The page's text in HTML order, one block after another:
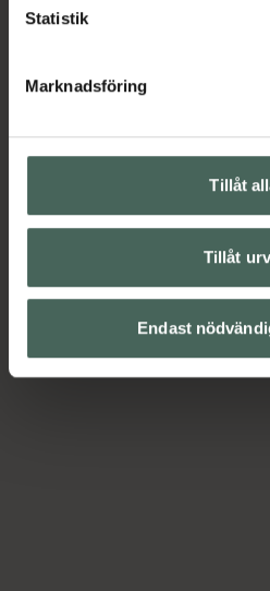
Statistik
Marknadsföring
Tillåt
Tillåt
Endast